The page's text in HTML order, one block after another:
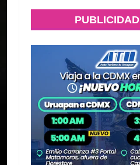
PUBLICIDAD